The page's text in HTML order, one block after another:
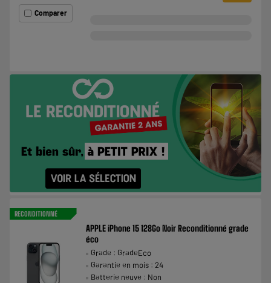
Comparer
RECONDITIONNÉ
APPLE iPhone 15 128Go Noir Reconditionné grade
éco
Grade : GradeEco
Garantie en mois : 24
Batterie neuve : Non